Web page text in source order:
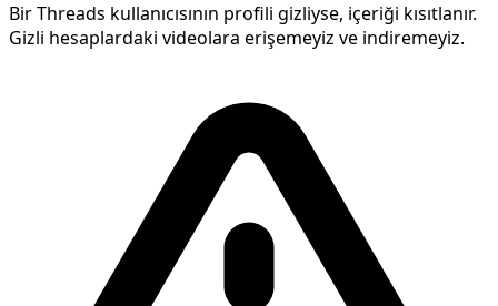
Bir Threads kullanıcısının profili gizliyse, içeriği kısıtlanır.
Gizli hesaplardaki videolara erişemeyiz ve indiremeyiz.